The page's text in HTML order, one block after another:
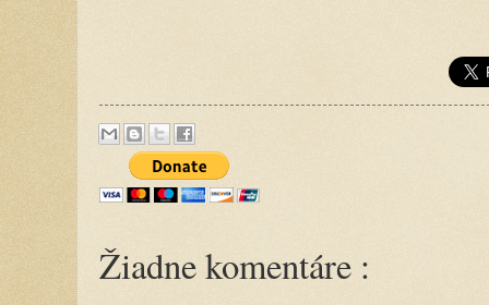
Žiadne komentáre :